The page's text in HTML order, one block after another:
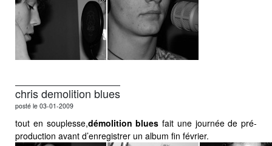
chris demolition blues
posté le 03-01-2009
tout en souplesse,démolition blues fait une journée de pré-
production avant d’enregistrer un album fin février.